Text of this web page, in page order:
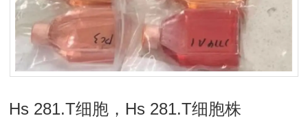
Hs 281.T细胞，Hs 281.T细胞株